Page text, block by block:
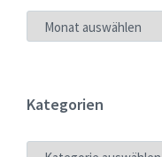
ARCHIV
Kategorien
KATEGORIEN